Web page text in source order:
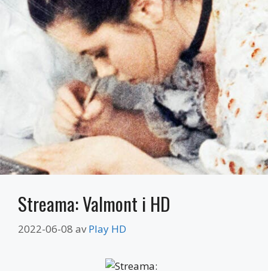
Streama: Valmont i HD
2022-06-08 avPlay HD